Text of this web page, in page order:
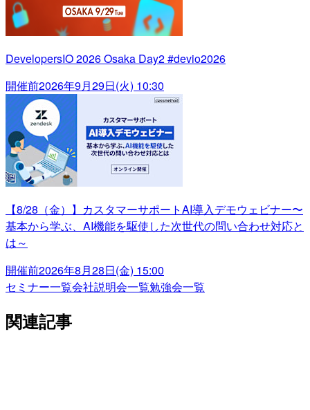
DevelopersIO 2026 Osaka Day2 #devio2026
開催前2026年9月29日(火) 10:30
【8/28（金）】カスタマーサポートAI導入デモウェビナー〜
基本から学ぶ、AI機能を駆使した次世代の問い合わせ対応と
は～
開催前2026年8月28日(金) 15:00
セミナー一覧会社説明会一覧勉強会一覧
関連記事